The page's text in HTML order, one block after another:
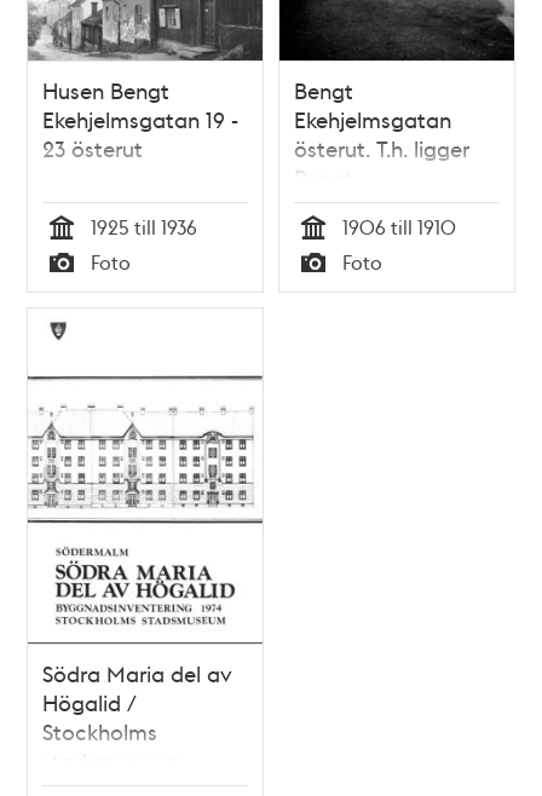
Husen Bengt
Ekehjelmsgatan 19 -
23 österut
Tid
1925 till 1936
Typ
Foto
Bengt
Ekehjelmsgatan
österut. T.h. ligger
Bengt
Ekehjelmsgatan 17 -
9. Några personer
står vid korsningen
av
Tid
1906 till 1910
Typ
Foto
Södra Maria del av
Högalid /
Stockholms
stadsmuseum